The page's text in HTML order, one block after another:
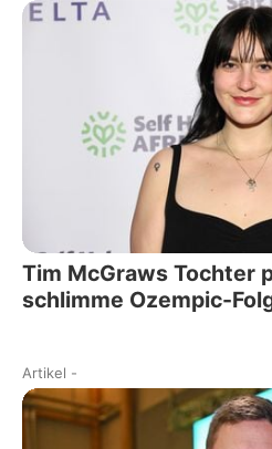
Tim McGraws Tochter
schlimme Ozempic-
Artikel -